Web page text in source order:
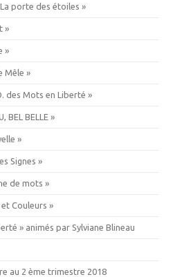
porte des étoiles »
»
»
Mêle »
des Mots en Liberté »
BEL BELLE »
»
Signes »
de mots »
Couleurs »
» animés par Sylviane Blineau
au 2 ème trimestre 2018